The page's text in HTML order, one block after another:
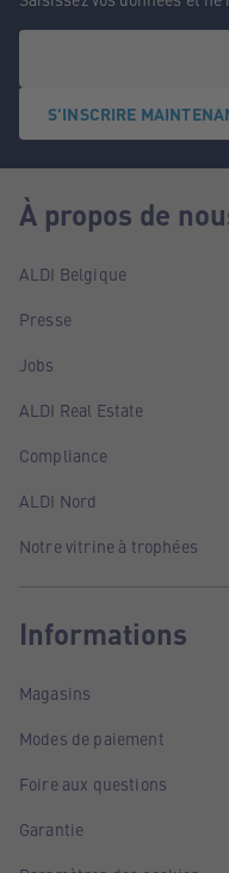
S'INSCRIRE
À propos de
ALDI Belgique
Presse
Jobs
ALDI Real Estate
Compliance
ALDI Nord
Notre vitrine à trophées
Informations
Magasins
Modes de paiement
Foire aux questions
Garantie